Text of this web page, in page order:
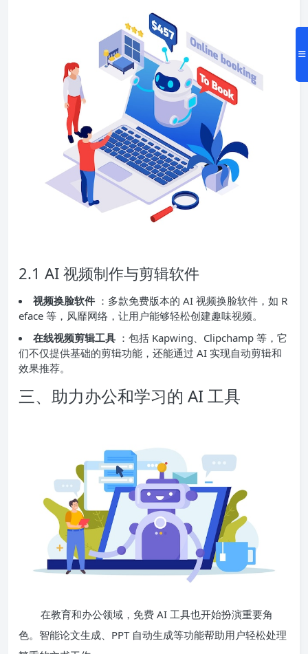
2.1 AI 视频制作与剪辑软件
视频换脸软件 ：多款免费版本的 AI 视频换脸软件，如 R
eface 等，风靡网络，让用户能够轻松创建趣味视频。
在线视频剪辑工具 ：包括 Kapwing、Clipchamp 等，它
们不仅提供基础的剪辑功能，还能通过 AI 实现自动剪辑和
效果推荐。
三、助力办公和学习的 AI 工具
在教育和办公领域，免费 AI 工具也开始扮演重要角
色。智能论文生成、PPT 自动生成等功能帮助用户轻松处理